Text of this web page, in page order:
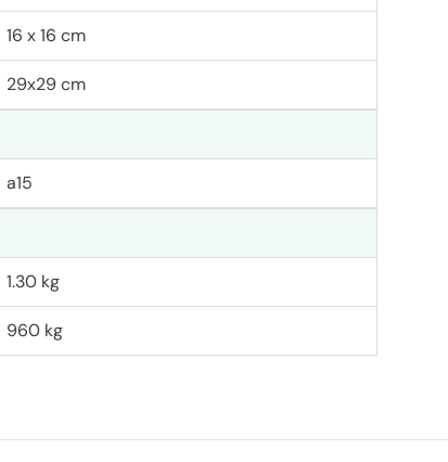
16 x 16 cm
29x29 cm
a15
1.30 kg
960 kg